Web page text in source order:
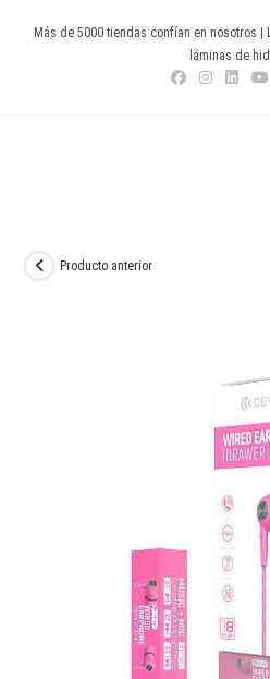
Más de 5000 tiendas confían en nosotros
láminas de
Producto anterior